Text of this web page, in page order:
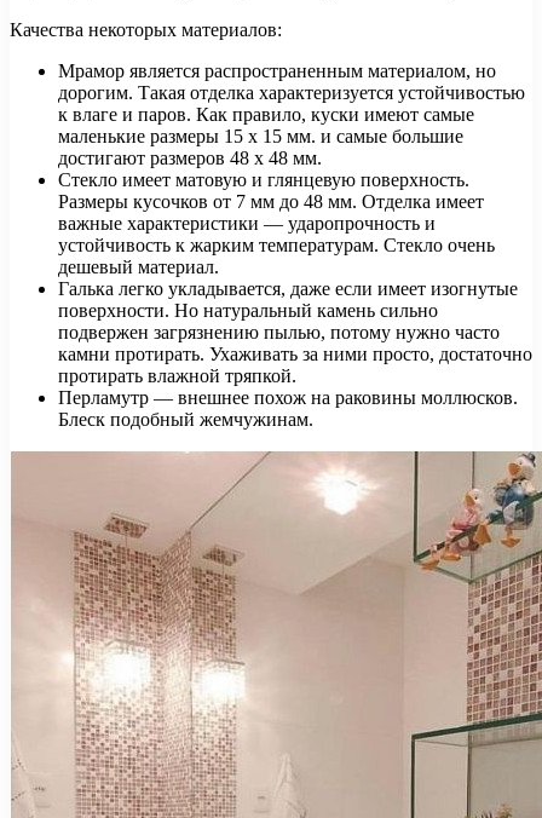
Качества некоторых материалов:
Мрамор является распространенным материалом, но
дорогим. Такая отделка характеризуется устойчивостью
к влаге и паров. Как правило, куски имеют самые
маленькие размеры 15 х 15 мм. и самые большие
достигают размеров 48 х 48 мм.
Стекло имеет матовую и глянцевую поверхность.
Размеры кусочков от 7 мм до 48 мм. Отделка имеет
важные характеристики — ударопрочность и
устойчивость к жарким температурам. Стекло очень
дешевый материал.
Галька легко укладывается, даже если имеет изогнутые
поверхности. Но натуральный камень сильно
подвержен загрязнению пылью, потому нужно часто
камни протирать. Ухаживать за ними просто, достаточно
протирать влажной тряпкой.
Перламутр — внешнее похож на раковины моллюсков.
Блеск подобный жемчужинам.